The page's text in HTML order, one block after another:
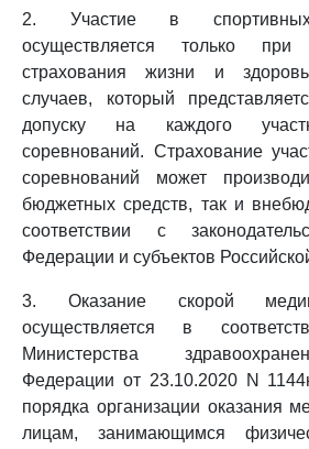
2. Участие в спортивных
осуществляется только
страхования жизни и
случаев, который
допуску на каждого
соревнований. Страхование
соревнований может
бюджетных средств, так и
соответствии с
Федерации и субъектов
3. Оказание скорой
осуществляется в
Министерства
Федерации от 23.10.2020 N
порядка организации оказания
лицам, занимающимся